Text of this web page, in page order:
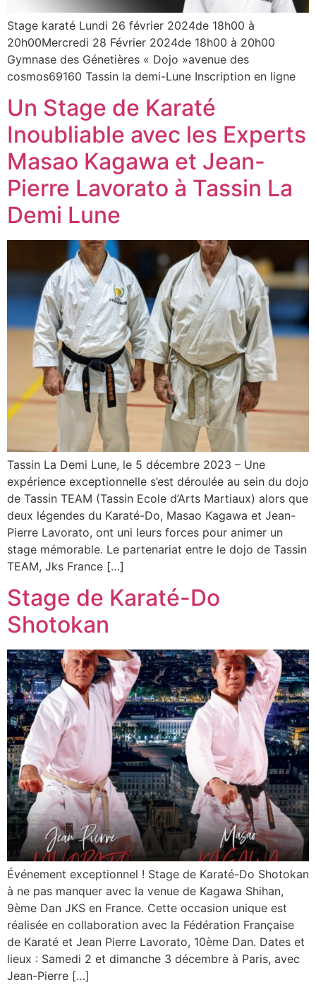
Stage karaté Lundi 26 février 2024de 18h00 à
20h00Mercredi 28 Février 2024de 18h00 à 20h00
Gymnase des Génetières « Dojo »avenue des
cosmos69160 Tassin la demi-Lune Inscription en ligne
Un Stage de Karaté
Inoubliable avec les Experts
Masao Kagawa et Jean-
Pierre Lavorato à Tassin La
Demi Lune
Tassin La Demi Lune, le 5 décembre 2023 – Une
expérience exceptionnelle s’est déroulée au sein du dojo
de Tassin TEAM (Tassin Ecole d’Arts Martiaux) alors que
deux légendes du Karaté-Do, Masao Kagawa et Jean-
Pierre Lavorato, ont uni leurs forces pour animer un
stage mémorable. Le partenariat entre le dojo de Tassin
TEAM, Jks France […]
Stage de Karaté-Do
Shotokan
Événement exceptionnel ! Stage de Karaté-Do Shotokan
à ne pas manquer avec la venue de Kagawa Shihan,
9ème Dan JKS en France. Cette occasion unique est
réalisée en collaboration avec la Fédération Française
de Karaté et Jean Pierre Lavorato, 10ème Dan. Dates et
lieux : Samedi 2 et dimanche 3 décembre à Paris, avec
Jean-Pierre […]